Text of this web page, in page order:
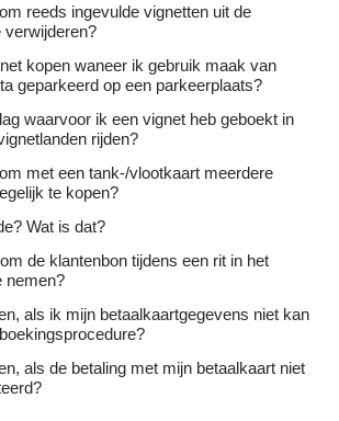
reeds ingevulde vignetten uit de
verwijderen?
kopen waneer ik gebruik maak van
geparkeerd op een parkeerplaats?
waarvoor ik een vignet heb geboekt in
rijden?
met een tank-/vlootkaart meerdere
te kopen?
Wat is dat?
de klantenbon tijdens een rit in het
nemen?
als ik mijn betaalkaartgegevens niet kan
als de betaling met mijn betaalkaart niet